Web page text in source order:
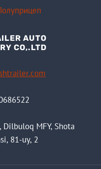
AUTO
CO,.LTD
Dilbuloq MFY, Shota
81-uy, 2